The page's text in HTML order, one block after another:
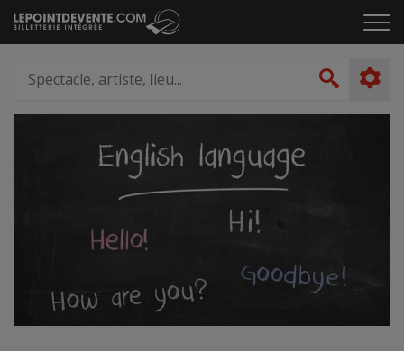
Passer
au
le
artiste,
lieu...